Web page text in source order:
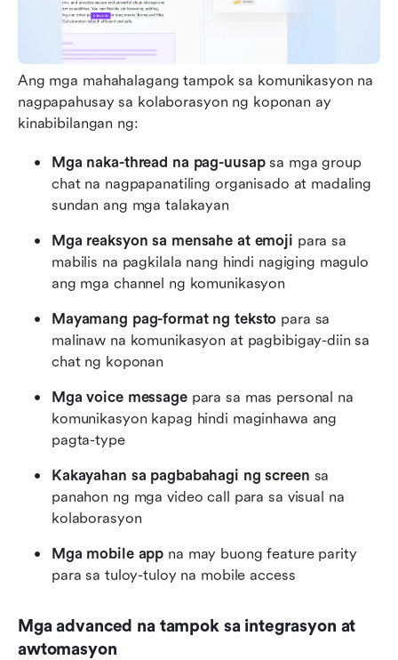
Ang mga mahahalagang tampok sa komunikasyon na
nagpapahusay sa kolaborasyon ng koponan ay
kinabibilangan ng:
Mga naka-thread na pag-uusap sa mga group
chat na nagpapanatiling organisado at madaling
sundan ang mga talakayan
Mga reaksyon sa mensahe at emoji para sa
mabilis na pagkilala nang hindi nagiging magulo
ang mga channel ng komunikasyon
Mayamang pag-format ng teksto para sa
malinaw na komunikasyon at pagbibigay-diin sa
chat ng koponan
Mga voice message para sa mas personal na
komunikasyon kapag hindi maginhawa ang
pagta-type
Kakayahan sa pagbabahagi ng screen sa
panahon ng mga video call para sa visual na
kolaborasyon
Mga mobile app na may buong feature parity
para sa tuloy-tuloy na mobile access
Mga advanced na tampok sa integrasyon at
awtomasyon